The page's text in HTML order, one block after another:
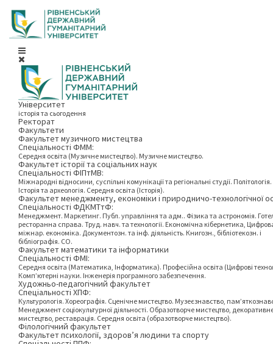
Університет
історія та сьогодення
Ректорат
Факультети
Факультет музичного мистецтва
Спеціальності ФММ:
Середня освіта (Музичне мистецтво). Музичне мистецтво.
Факультет історії та соціальних наук
Спеціальності ФІПтМВ:
Міжнародні відносини, суспільні комунікації та регіональні студії. Політологія.
Історія та археологія. Середня освіта (Історія).
Факультет менеджменту, економіки і природничо-технологічної
Спеціальності ФДКМТтФ:
Менеджмент. Маркетинг. Публ. управління та адм.. Фізика та астрономія.
ресторанна справа. Труд. навч. та технології. Економічна кібернетика,
міжнар. економіка. Документозн. та інф. діяльність. Книгозн., бібліотекозн. і
бібліографія. СО.
Факультет математики та інформатики
Спеціальності ФМІ:
Середня освіта (Математика, Інформатика). Професійна освіта (Цифрові
Комп’ютерні науки. Інженерія програмного забезпечення.
Художньо-педагогічний факультет
Спеціальності ХПФ:
Культурологія. Хореографія. Сценічне мистецтво. Музеєзнавство,
Менеджмент соціокультурної діяльності. Образотворче мистецтво,
мистецтво, реставрація. Середня освіта (образотворче мистецтво).
Філологічний факультет
Факультет психології, здоров’я людини та спорту